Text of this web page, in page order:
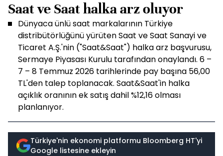
Saat ve Saat halka arz oluyor
Dünyaca ünlü saat markalarının Türkiye
distribütörlüğünü yürüten Saat ve Saat Sanayi ve
Ticaret A.Ş.'nin ("Saat&Saat") halka arz başvurusu,
Sermaye Piyasası Kurulu tarafından onaylandı. 6 –
7 – 8 Temmuz 2026 tarihlerinde pay başına 56,00
TL'den talep toplanacak. Saat&Saat'in halka
açıklık oranının ek satış dahil %12,16 olması
planlanıyor.
Türkiye'nin ekonomi platformu Bloomberg HT'yi
Google listesine ekleyin